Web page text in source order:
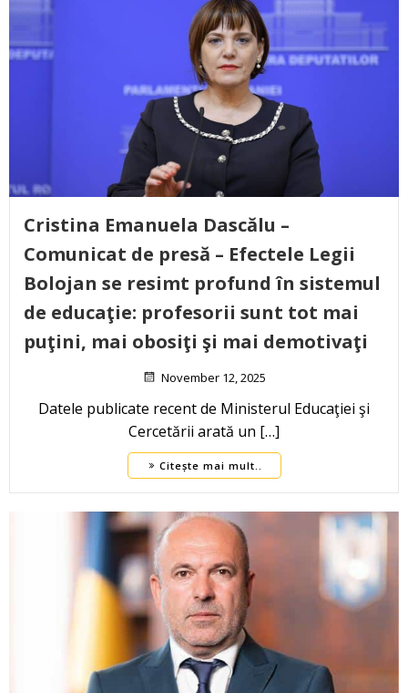
Cristina Emanuela Dascălu –
Comunicat de presă – Efectele Legii
Bolojan se resimt profund în sistemul
de educaţie: profesorii sunt tot mai
puţini, mai obosiţi şi mai demotivaţi
November 12, 2025
Datele publicate recent de Ministerul Educaţiei şi
Cercetării arată un […]
Citește mai mult..